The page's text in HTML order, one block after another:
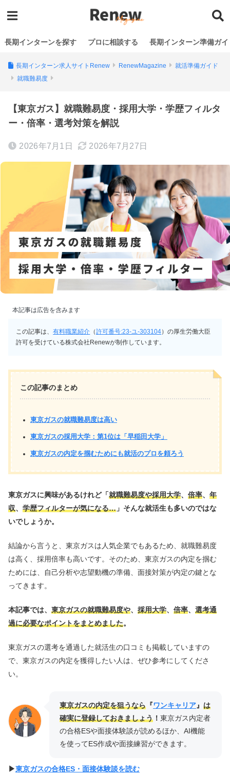
長期インターンを探す プロに相談する 長期インターン準備ガイ
長期インターン求人サイトRenew RenewMagazine
就活準備ガイド
就職難易度
【東京ガス】就職難易度・採用大学・学歴フィルタ
ー・倍率・選考対策を解説
2026年7月1日 2026年7月27日
本記事は広告を含みます
この記事は、有料職業紹介 （許可番号:23-ユ-303104）の厚生労働大臣
許可を受けている株式会社Renewが制作しています。
この記事のまとめ
東京ガスの就職難易度は高い
東京ガスの採用大学：第1位は「早稲田大学」
東京ガスの内定を掴むためにも就活のプロを頼ろう
東京ガスに興味があるけれど「就職難易度や採用大学、 倍率、 年
収、 学歴フィルターが気になる… 」そんな就活生も多いのではな
いでしょうか。
結論から言うと、東京ガスは人気企業でもあるため、就職難易度
は高く、採用倍率も高いです。そのため、東京ガスの内定を掴む
ためには、自己分析や志望動機の準備、面接対策が内定の鍵とな
ってきます。
本記事では、 東京ガスの就職難易度や、 採用大学、 倍率、 選考通
過に必要なポイントをまとめました。
東京ガスの選考を通過した就活生の口コミも掲載していますの
で、東京ガスの内定を獲得したい人は、ぜひ参考にしてくださ
い。
東京ガスの内定を狙うなら 『 ワンキャリア 』 は
確実に登録しておきましょう ！ 東京ガス内定者
の合格ESや面接体験談が読めるほか、AI機能
を使ってES作成や面接練習ができます。
▶︎東京ガスの合格ES・面接体験談を読む